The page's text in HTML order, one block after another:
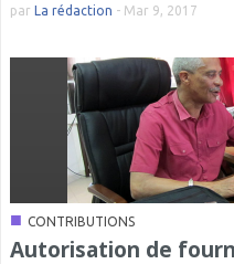
par La rédaction - Mar 9, 2017
■ CONTRIBUTIONS
Autorisation de